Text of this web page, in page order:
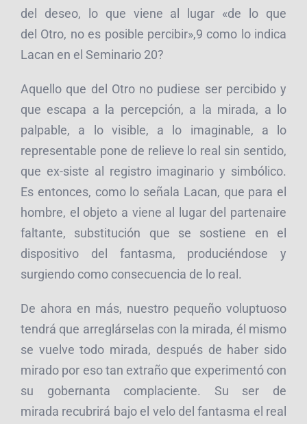
del deseo, lo que viene al lugar «de lo que
del Otro, no es posible percibir»,9 como lo indica
Lacan en el Seminario 20?
Aquello que del Otro no pudiese ser percibido y
que escapa a la percepción, a la mirada, a lo
palpable, a lo visible, a lo imaginable, a lo
representable pone de relieve lo real sin sentido,
que ex-siste al registro imaginario y simbólico.
Es entonces, como lo señala Lacan, que para el
hombre, el objeto a viene al lugar del partenaire
faltante, substitución que se sostiene en el
dispositivo del fantasma, produciéndose y
surgiendo como consecuencia de lo real.
De ahora en más, nuestro pequeño voluptuoso
tendrá que arreglárselas con la mirada, él mismo
se vuelve todo mirada, después de haber sido
mirado por eso tan extraño que experimentó con
su gobernanta complaciente. Su ser de
mirada recubrirá bajo el velo del fantasma el real